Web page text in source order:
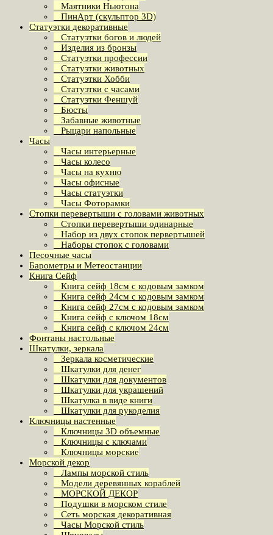
Маятники Ньютона
ПинАрт (скульптор 3D)
Статуэтки декоративные
Статуэтки богов и людей
Изделия из бронзы
Статуэтки профессии
Статуэтки животных
Статуэтки Хобби
Статуэтки с часами
Статуэтки Феншуй
Бюсты
Забавные животные
Рыцари напольные
Часы
Часы интерьерные
Часы колесо
Часы на кухню
Часы офисные
Часы статуэтки
Часы Фоторамки
Стопки перевертыши с головами животных
Стопки перевертыши одинарные
Набор из двух стопок первертышей
Наборы стопок с головами
Песочные часы
Барометры и Метеостанции
Книга Сейф
Книга сейф 18см с кодовым замком
Книга сeйф 24см с кодовым замком
Книга сейф 27см с кодовым замком
Книга сейф с ключом 18см
Книга сейф с ключом 24см
Фонтаны настольные
Шкатулки, зеркала
Зеркала косметические
Шкатулки для денег
Шкатулки для документов
Шкатулки для украшений
Шкатулка в виде книги
Шкатулки для рукоделия
Ключницы настенные
Ключницы 3D объемные
Ключницы с ключами
Ключницы морские
Морской декор
Лампы морской стиль
Модели деревянных кораблей
МОРСКОЙ ДЕКОР
Подушки в морском стиле
Сеть морская декоративная
Часы Морской стиль